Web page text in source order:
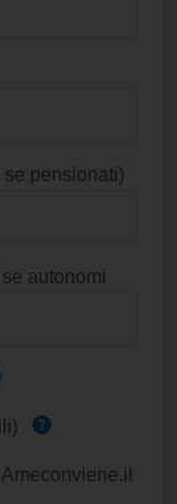
pensionati)
autonomi